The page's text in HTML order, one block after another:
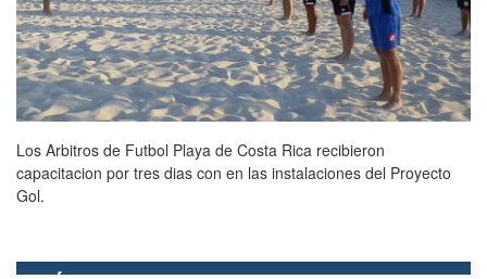
Los Arbitros de Futbol Playa de Costa Rica recibieron
capacitacion por tres dias con en las instalaciones del Proyecto
Gol.